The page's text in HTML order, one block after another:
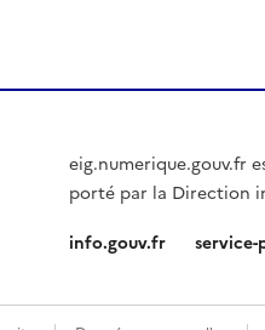
eig.numerique.gouv.fr
porté par la Direction
info.gouv.fr